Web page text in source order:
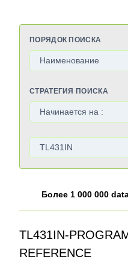
ПОРЯДОК ПОИСКА
СТРАТЕГИЯ ПОИСКА
Более 1 000 000
TL431IN-
REFERENCE